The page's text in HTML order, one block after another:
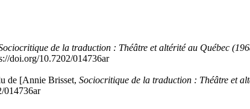
de la traduction : Théâtre et altérité au Québec
doi.org/10.7202/014736ar
de [Annie Brisset, Sociocritique de la traduction : Théâtre et
014736ar